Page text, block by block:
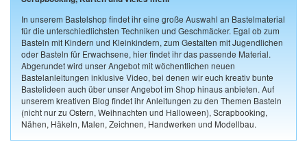
In unserem Bastelshop findet ihr eine große Auswahl an Bastelmaterial
für die unterschiedlichsten Techniken und Geschmäcker. Egal ob zum
Basteln mit Kindern und Kleinkindern, zum Gestalten mit Jugendlichen
oder Basteln für Erwachsene, hier findet ihr das passende Material.
Abgerundet wird unser Angebot mit wöchentlichen neuen
Bastelanleitungen inklusive Video, bei denen wir euch kreativ bunte
Bastelideen auch über unser Angebot im Shop hinaus anbieten. Auf
unserem kreativen Blog findet ihr Anleitungen zu den Themen Basteln
(nicht nur zu Ostern, Weihnachten und Halloween), Scrapbooking,
Nähen, Häkeln, Malen, Zeichnen, Handwerken und Modellbau.